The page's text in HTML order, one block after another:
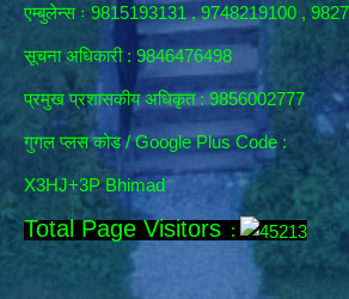
एम्बुलेन्स ः 9815193131 , 9748219100 ,
सूचना अधिकारी : 9846476498
प्रमुख प्रशासकीय अधिकृत : 9856002777
गुगल प्लस कोड / Google Plus Code :
X3HJ+3P Bhimad
Total Page Visitors :